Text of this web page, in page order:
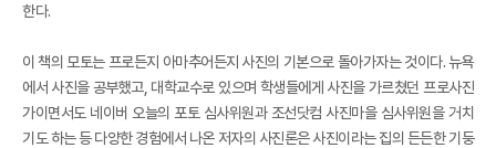
한다.
이 책의 모토는 프로든지 아마추어든지 사진의 기본으로 돌아가자는 것이다. 뉴욕
에서 사진을 공부했고, 대학교수로 있으며 학생들에게 사진을 가르쳤던 프로사진
가이면서도 네이버 오늘의 포토 심사위원과 조선닷컴 사진마을 심사위원을 거치
기도 하는 등 다양한 경험에서 나온 저자의 사진론은 사진이라는 집의 든든한 기둥